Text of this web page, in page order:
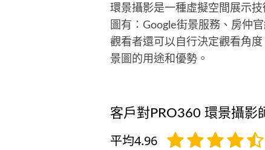
環景攝影是一種虛擬空間展示
圖有：Google街景服務、房仲
觀看者還可以自行決定觀看角
景圖的用途和優勢。
客戶對PRO360 環景攝影
平均4.96